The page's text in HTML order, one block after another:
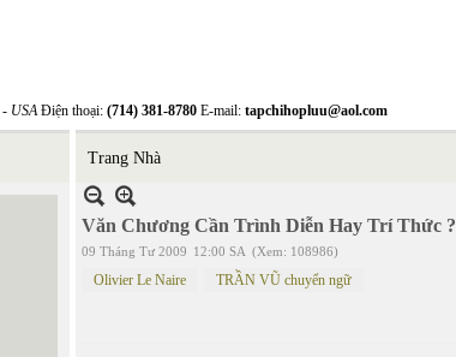
- USAĐiện thoại: (714) 381-8780 E-mail: tapchihopluu@aol.com
Trang Nhà
Văn Chương Cần Trình Diễn Hay Trí Thức ?
09 Tháng Tư 2009 12:00 SA (Xem: 108986)
Olivier Le Naire TRẦN VŨ chuyển ngữ